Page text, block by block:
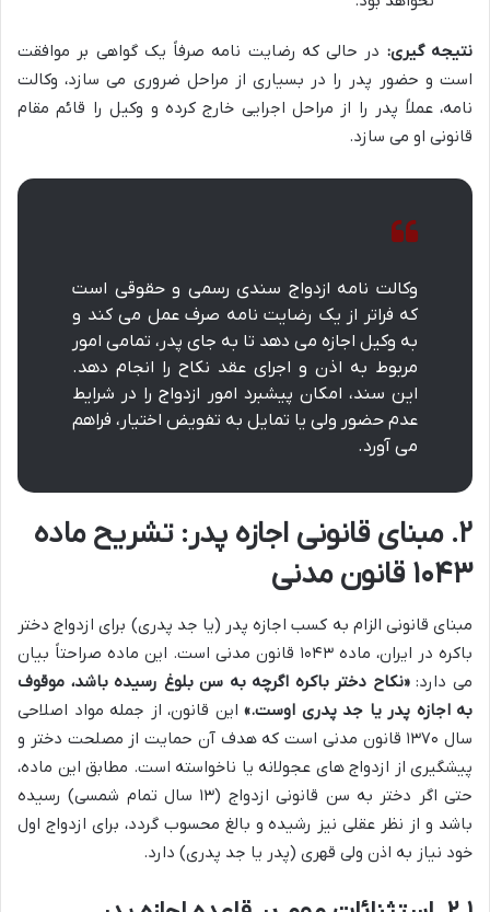
نتیجه گیری: در حالی که رضایت نامه صرفاً یک گواهی بر موافقت
است و حضور پدر را در بسیاری از مراحل ضروری می سازد، وکالت
نامه، عملاً پدر را از مراحل اجرایی خارج کرده و وکیل را قائم مقام
قانونی او می سازد.
وکالت نامه ازدواج سندی رسمی و حقوقی است
که فراتر از یک رضایت نامه صرف عمل می کند و
به وکیل اجازه می دهد تا به جای پدر، تمامی امور
مربوط به اذن و اجرای عقد نکاح را انجام دهد.
این سند، امکان پیشبرد امور ازدواج را در شرایط
عدم حضور ولی یا تمایل به تفویض اختیار، فراهم
می آورد.
۲. مبنای قانونی اجازه پدر: تشریح ماده
۱۰۴۳ قانون مدنی
مبنای قانونی الزام به کسب اجازه پدر (یا جد پدری) برای ازدواج دختر
باکره در ایران، ماده ۱۰۴۳ قانون مدنی است. این ماده صراحتاً بیان
می دارد:«نکاح دختر باکره اگرچه به سن بلوغ رسیده باشد، موقوف
به اجازه پدر یا جد پدری اوست.» این قانون، از جمله مواد اصلاحی
سال ۱۳۷۰ قانون مدنی است که هدف آن حمایت از مصلحت دختر و
پیشگیری از ازدواج های عجولانه یا ناخواسته است. مطابق این ماده،
حتی اگر دختر به سن قانونی ازدواج (۱۳ سال تمام شمسی) رسیده
باشد و از نظر عقلی نیز رشیده و بالغ محسوب گردد، برای ازدواج اول
خود نیاز به اذن ولی قهری (پدر یا جد پدری) دارد.